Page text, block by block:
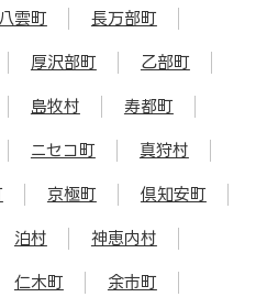
八雲町 長万部町
厚沢部町 乙部町
島牧村 寿都町
ニセコ町 真狩村
京極町 倶知安町
泊村 神恵内村
仁木町 余市町